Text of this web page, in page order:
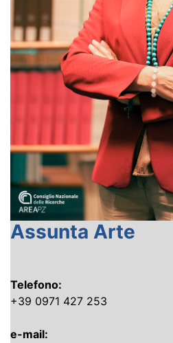
Assunta Arte
Telefono:
+39 0971 427 253
e-mail: